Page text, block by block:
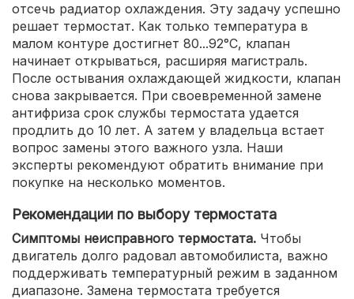
отсечь радиатор охлаждения. Эту задачу успешно
решает термостат. Как только температура в
малом контуре достигнет 80...92°С, клапан
начинает открываться, расширяя магистраль.
После остывания охлаждающей жидкости, клапан
снова закрывается. При своевременной замене
антифриза срок службы термостата удается
продлить до 10 лет. А затем у владельца встает
вопрос замены этого важного узла. Наши
эксперты рекомендуют обратить внимание при
покупке на несколько моментов.
Рекомендации по выбору термостата
Симптомы неисправного термостата. Чтобы
двигатель долго радовал автомобилиста, важно
поддерживать температурный режим в заданном
диапазоне. Замена термостата требуется